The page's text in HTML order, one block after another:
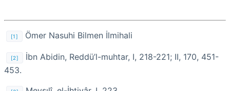
[1] Ömer Nasuhi Bilmen İlmihali
[2]
İbn Abidin, Reddü’l-muhtar, I, 218-221; II, 170, 451-
453.